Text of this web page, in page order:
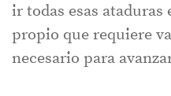
ir todas esas ataduras
propio que requiere
necesario para